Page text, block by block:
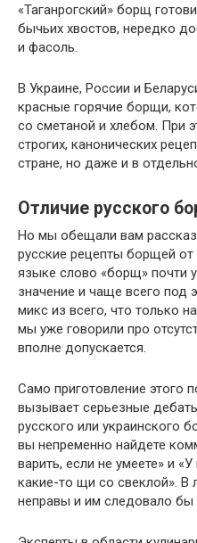
«Таганрогский» борщ
бычьих хвостов, нередко
и фасоль.
В Украине, России и
красные горячие борщи,
со сметаной и хлебом. При
строгих, канонических
стране, но даже и в
Отличие русского
Но мы обещали вам
русские рецепты борщей
языке слово «борщ» почти
значение и чаще всего под
микс из всего, что только
мы уже говорили про
вполне допускается.
Само приготовление этого
вызывает серьезные
русского или украинского
вы непременно найдете
варить, если не умеете» и
какие-то щи со свеклой».
неправы и им следовало бы